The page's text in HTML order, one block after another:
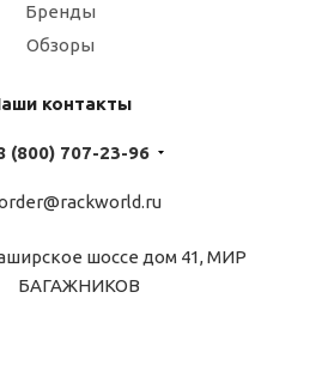
Бренды
Обзоры
контакты
(800) 707-23-96
шоссе дом 41, МИР
БАГАЖНИКОВ